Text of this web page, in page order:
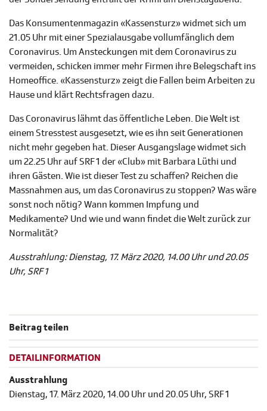
Das Konsumentenmagazin «Kassensturz» widmet sich um
21.05 Uhr mit einer Spezialausgabe vollumfänglich dem
Coronavirus. Um Ansteckungen mit dem Coronavirus zu
vermeiden, schicken immer mehr Firmen ihre Belegschaft ins
Homeoffice. «Kassensturz» zeigt die Fallen beim Arbeiten zu
Hause und klärt Rechtsfragen dazu.
Das Coronavirus lähmt das öffentliche Leben. Die Welt ist
einem Stresstest ausgesetzt, wie es ihn seit Generationen
nicht mehr gegeben hat. Dieser Ausgangslage widmet sich
um 22.25 Uhr auf SRF 1 der «Club» mit Barbara Lüthi und
ihren Gästen. Wie ist dieser Test zu schaffen? Reichen die
Massnahmen aus, um das Coronavirus zu stoppen? Was wäre
sonst noch nötig? Wann kommen Impfung und
Medikamente? Und wie und wann findet die Welt zurück zur
Normalität?
Ausstrahlung:Dienstag, 17. März 2020, 14.00 Uhr und 20.05
Uhr, SRF 1
Beitrag teilen
DETAILINFORMATION
Ausstrahlung
Dienstag, 17. März 2020, 14.00 Uhr und 20.05 Uhr, SRF 1